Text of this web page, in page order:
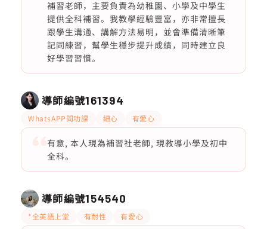
補習老師，主要負責為幼稚園、小學及中學生
提供全科補習。我教學經驗豐富，亦非常擅長
跟學生溝通、講解方法易明，並會準備清晰筆
記同練習，幫學生穩步提升成績，同時建立良
好學習習慣。
導師編號161394
WhatsAPP問功課 細心 有愛心
有意, 本人現為補習社老師, 現教導小學及初中
全科。
導師編號154540
*全英語上堂 有耐性 有愛心